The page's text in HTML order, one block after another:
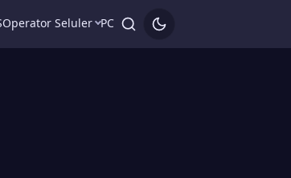
Operator Seluler PC